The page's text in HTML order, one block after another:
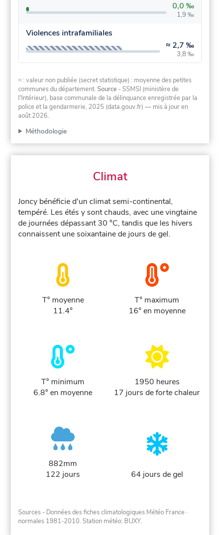
0,0 ‰
1,9 ‰
Violences intrafamiliales
≈ 2,7 ‰
3,8 ‰
≈ : valeur non publiée (secret statistique) : moyenne des petites
communes du département.Source - SSMSI (ministère de
l'Intérieur), base communale de la délinquance enregistrée par la
police et la gendarmerie, 2025 (data.gouv.fr) — mis à jour en
août 2026.
Méthodologie
Climat
Joncy bénéficie d'un climat semi-continental,
tempéré. Les étés y sont chauds, avec une vingtaine
de journées dépassant 30 °C, tandis que les hivers
connaissent une soixantaine de jours de gel.
T° moyenne
11.4°
T° maximum
16° en moyenne
T° minimum
6.8° en moyenne
1950 heures
17 jours de forte chaleur
882mm
122 jours
64 jours de gel
Sources - Données des fiches climatologiques Météo France ·
normales 1981-2010. Station météo: BUXY.